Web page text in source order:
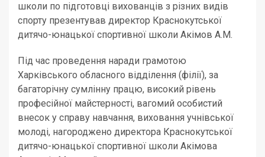
школи по підготовці вихованців з різних видів
спорту презентував директор Краснокутської
дитячо-юнацької спортивної школи Акімов А.М.
Під час проведення наради грамотою
Харківського обласного відділення (філії), за
багаторічну сумлінну працю, високий рівень
професійної майстерності, вагомий особистий
внесок у справу навчання, виховання учнівської
молоді, нагороджено директора Краснокутської
дитячо-юнацької спортивної школи Акімова